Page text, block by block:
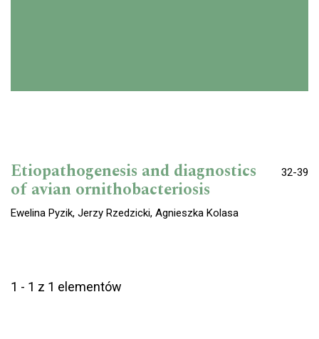
Etiopathogenesis and diagnostics
of avian ornithobacteriosis
32-39
Ewelina Pyzik, Jerzy Rzedzicki, Agnieszka Kolasa
1 - 1 z 1 elementów